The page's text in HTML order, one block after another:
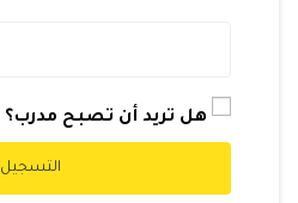
هل تريد أن تصبح مدرب؟
التسجيل